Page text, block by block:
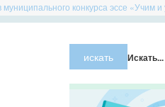
конкурса эссе «Учим
искать Искать...